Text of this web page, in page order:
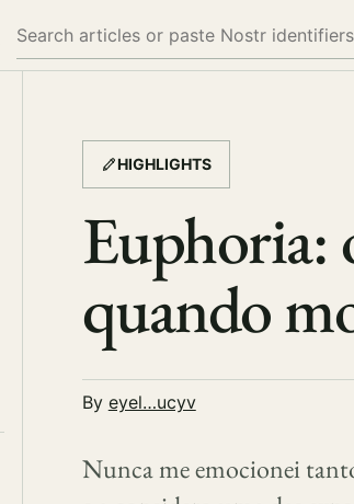
Search
HIGHLIGHTS
Euphoria:
quando
By eyel…ucyv
Nunca me emocionei